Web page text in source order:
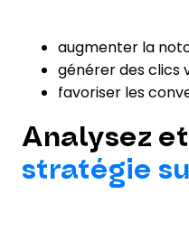
augmenter la
générer des clics
favoriser les
Analysez
stratégie